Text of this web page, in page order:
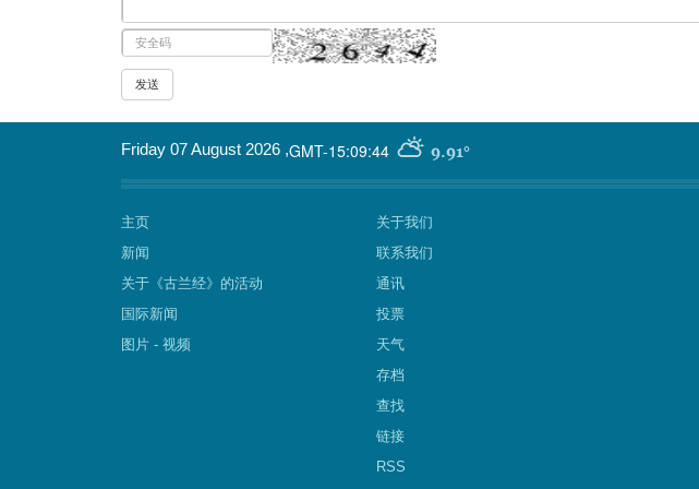
GMT-15:09:44 9.91°
Friday 07 August 2026 ,
主页
新闻
关于《古兰经》的活动
国际新闻
图片 - 视频
关于我们
联系我们
通讯
投票
天气
存档
查找
链接
RSS